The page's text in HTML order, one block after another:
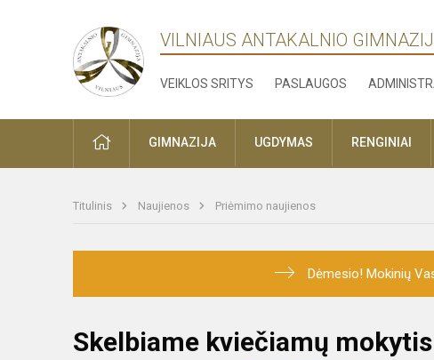
VILNIAUS ANTAKALNIO
VEIKLOS SRITYS PASLAUGOS
PRADŽIAGIMNAZIJA UGDYMAS RENGINIAI
Titulinis Naujienos Priėmimo naujienos
Dėmesio! Mokinių
Skelbiame kviečiamų